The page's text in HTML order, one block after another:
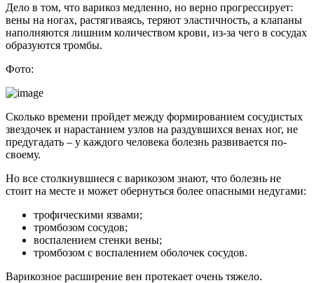
Дело в том, что варикоз медленно, но верно прогрессирует:
вены на ногах, растягиваясь, теряют эластичность, а клапаны
наполняются лишним количеством крови, из-за чего в сосудах
образуются тромбы.
Фото:
Сколько времени пройдет между формированием сосудистых
звездочек и нарастанием узлов на раздувшихся венах ног, не
предугадать – у каждого человека болезнь развивается по-
своему.
Но все столкнувшиеся с варикозом знают, что болезнь не
стоит на месте и может обернуться более опасными недугами:
трофическими язвами;
тромбозом сосудов;
воспалением стенки вены;
тромбозом с воспалением оболочек сосудов.
Варикозное расширение вен протекает очень тяжело.